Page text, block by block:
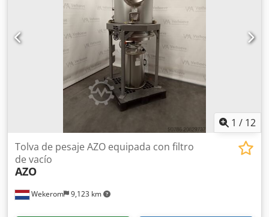
1 / 12
Wekerom 9,123 km
Tolva de pesaje AZO equipada con filtro
de vacío
AZO